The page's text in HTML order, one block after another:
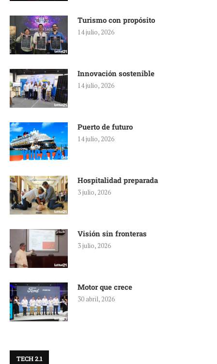
Turismo con propósito
14 julio, 2026
Innovación sostenible
14 julio, 2026
Puerto de futuro
14 julio, 2026
Hospitalidad preparada
3 julio, 2026
Visión sin fronteras
3 julio, 2026
Motor que crece
30 abril, 2026
TECH 2.1